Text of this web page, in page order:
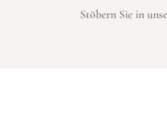
Stöbern Sie in